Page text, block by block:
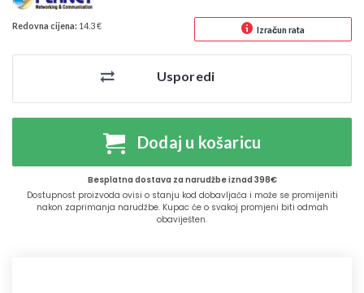
Redovna cijena: 14.3 € Izračun rata
Usporedi
Dodaj u košaricu
Besplatna dostava za narudžbe iznad 398€
Dostupnost proizvoda ovisi o stanju kod dobavljača i može se promijeniti
nakon zaprimanja narudžbe. Kupac će o svakoj promjeni biti odmah
obaviješten.